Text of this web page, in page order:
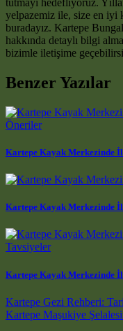
tutmayı hedefliyoruz.
yelpazemiz ile, size en iyi
buradayız. Kartepe
hakkında detaylı bilgi
bizimle iletişime
Benzer Yazılar
Kartepe Kayak Merkezinde
Kartepe Kayak Merkezinde
Kartepe Kayak Merkezinde
Post navigation
Kartepe Gezi Rehberi:
Kartepe Maşukiye